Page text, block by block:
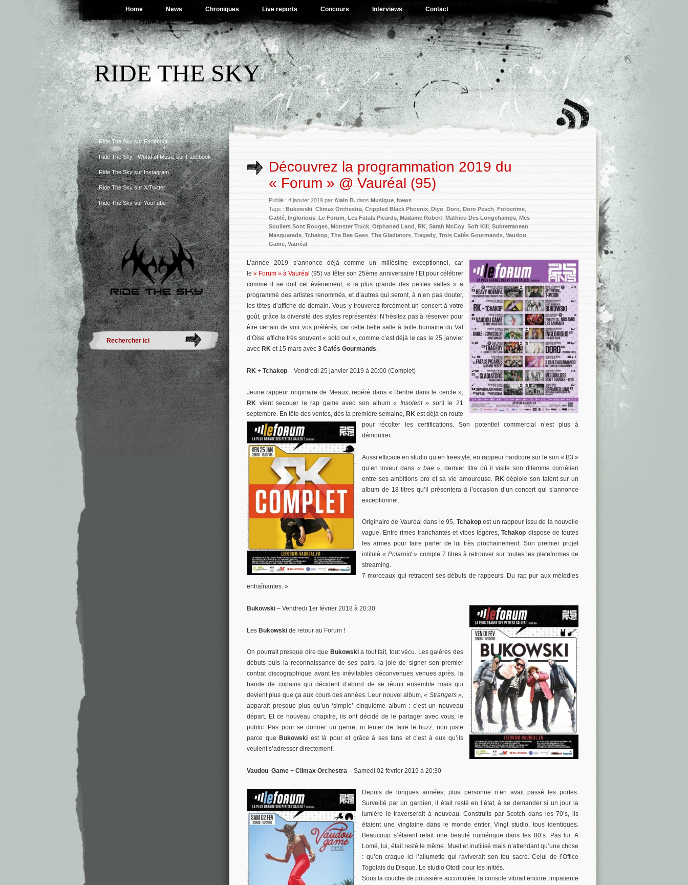
Home News Chroniques Live reports Concours Interviews Contact
RIDE THE SKY
Ride The Sky sur Facebook
Ride The Sky - World of Music sur Facebook
Ride The Sky sur Instagram
Ride The Sky sur X/Twitter
Ride The Sky sur YouTube
Découvrez la programmation 2019 du
« Forum » @ Vauréal (95)
Publié : 4 janvier 2019 par Alain B. dans Musique News
Tags : Bukowski Climax Orchestra Crippled Black Phoenix Diyo Doro Doro Pesch Fotocrime
Gablé Inglorious Le Forum Les Fatals Picards Madame Robert Mathieu Des Longchamps Mes
Souliers Sont Rouges Monster Truck Orphaned Land RK Sarah McCoy Soft Kill Subterranean
Masquarade Tchakop The Bee Gees The Gladiators Tragedy Trois Cafés Gourmands Vaudou
Game Vauréal
L’année 2019 s’annonce déjà comme un millésime exceptionnel, car
le« Forum » à Vauréal (95) va fêter son 25ème anniversaire ! Et pour célébrer
comme il se doit cet évènement, « la plus grande des petites salles » a
programmé des artistes renommés, et d’autres qui seront, à n’en pas douter,
les têtes d’affiche de demain. Vous y trouverez forcément un concert à votre
goût, grâce la diversité des styles représentés! N’hésitez pas à réserver pour
être certain de voir vos préférés, car cette belle salle à taille humaine du Val
d’Oise affiche très souvent « sold out », comme c’est déjà le cas le 25 janvier
avec RK et 15 mars avec 3 Cafés Gourmands.
RK + Tchakop – Vendredi 25 janvier 2019 à 20:00 (Complet)
Jeune rappeur originaire de Meaux, repéré dans « Rentre dans le cercle »,
RK vient secouer le rap game avec son album« Insolent » sorti le 21
septembre. En tête des ventes, dès la première semaine, RK est déjà en route
pour récolter lescertifications. Son potentiel commercial n’est plus à
démontrer.
Aussi efficace en studio qu’en freestyle, en rappeur hardcore sur le son « B3 »
qu’en loveur dans « bae » , dernier titre où il visite son dilemme cornélien
entre ses ambitions pro et sa vie amoureuse. RK déploie son talent sur un
album de 18 titres qu’il présentera à l’occasion d’un concert qui s’annonce
exceptionnel.
Originaire de Vauréal dans le 95, Tchakopest un rappeur issu de la nouvelle
vague. Entre rimes tranchantes et vibes légères,Tchakop dispose de toutes
les armes pour faire parler de lui très prochainement. Son premier projet
intitulé« Polaroid » compte 7 titres à retrouver sur toutes les plateformes de
streaming.
7 morceaux qui retracent ses débuts de rappeurs. Du rap pur aux mélodies
entraînantes. »
Bukowski – Vendredi 1er février 2018 à 20:30
Les Bukowski de retour au Forum !
On pourrait presque dire que Bukowskia tout fait, tout vécu. Les galères des
débuts puis la reconnaissance de ses pairs, la joie de signer son premier
contrat discographique avant les inévitables déconvenues venues après, la
bande de copains qui décident d’abord de se réunir ensemble mais qui
devient plus que ça aux cours des années. Leur nouvel album,« Strangers »,
apparaît presque plus qu’un ‘simple’ cinquième album : c’est un nouveau
départ. Et ce nouveau chapitre, ils ont décidé de le partager avec vous, le
public. Pas pour se donner un genre, ni tenter de faire le buzz, non juste
parce que Bukowski est là pour et grâce à ses fans et c’est à eux qu’ils
veulent s’adresser directement.
Vaudou Game + Climax Orchestra – Samedi 02 février 2019 à 20:30
Depuis de longues années, plus personne n’en avait passé les portes.
Surveillé par un gardien, il était resté en l’état, à se demander si un jour la
lumière le traverserait à nouveau. Construits par Scotch dans les 70’s, ils
étaient une vingtaine dans le monde entier. Vingt studio, tous identiques.
Beaucoup s’étaient refait une beauté numérique dans les 80’s. Pas lui. A
Lomé, lui, était resté le même. Muet et inutilisé mais n’attendant qu’une chose
: qu’on craque ici l’allumette qui raviverait son feu sacré. Celui de l’Office
Togolais du Disque. Le studio Otodi pour les initiés.
Sous la couche de poussière accumulée, la console vibrait encore, impatiente